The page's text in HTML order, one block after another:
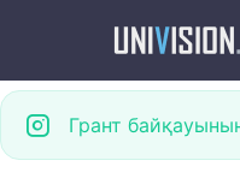
Грант